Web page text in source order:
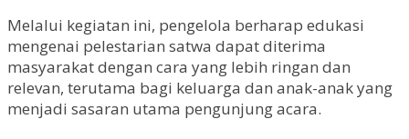
Melalui kegiatan ini, pengelola berharap edukasi
mengenai pelestarian satwa dapat diterima
masyarakat dengan cara yang lebih ringan dan
relevan, terutama bagi keluarga dan anak-anak yang
menjadi sasaran utama pengunjung acara.